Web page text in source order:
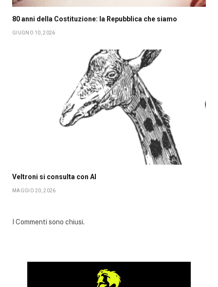
80 anni della Costituzione: la Repubblica che siamo
GIUGNO 10, 2026
Veltroni si consulta con AI
MAGGIO 20, 2026
I Commenti sono chiusi.